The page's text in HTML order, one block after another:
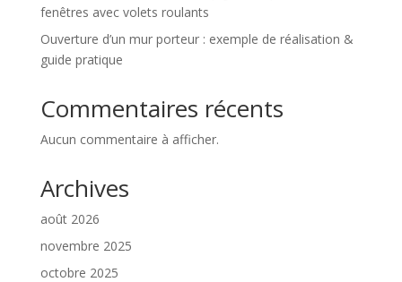
fenêtres avec volets roulants
Ouverture d’un mur porteur : exemple de réalisation &
guide pratique
Commentaires récents
Aucun commentaire à afficher.
Archives
août 2026
novembre 2025
octobre 2025